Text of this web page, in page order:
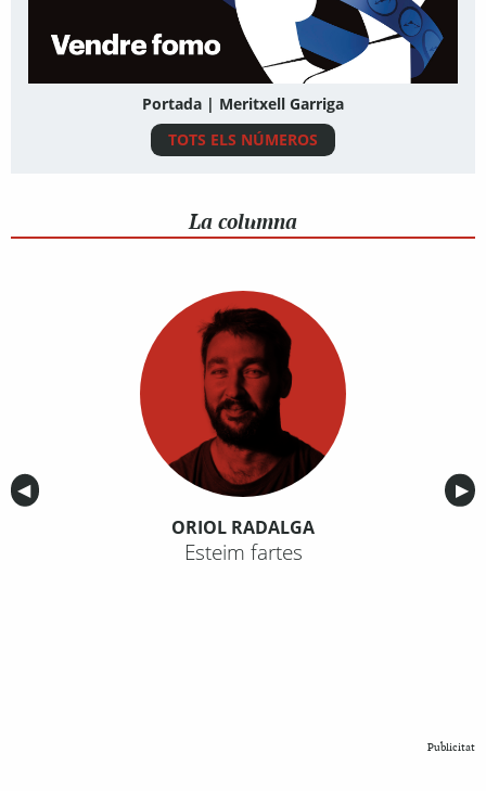
Portada | Meritxell Garriga
TOTS ELS NÚMEROS
La columna
Anterior
◀︎ ▶︎
ORIOL RADALGA
Esteim fartes
Publicitat